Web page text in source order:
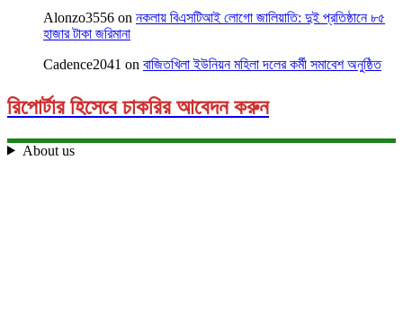
Alonzo3556 on নকলায় বিএসটিআই লোগো জালিয়াতি: দুই প্রতিষ্ঠানে ৮৫
হাজার টাকা জরিমানা
Cadence2041 on বাজিতখিলা ইউনিয়ন মহিলা দলের কর্মী সমাবেশ অনুষ্ঠিত
রিপোর্টার হিসেবে চাকরির আবেদন করুন
About us